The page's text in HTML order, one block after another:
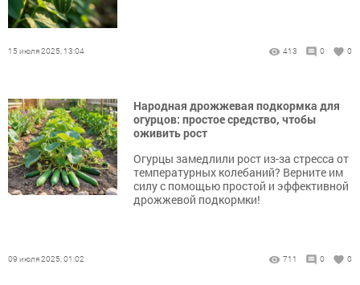
15 июля 2025, 13:04 413 0 0
Народная дрожжевая подкормка для
огурцов: простое средство, чтобы
оживить рост
Огурцы замедлили рост из-за стресса от
температурных колебаний? Верните им
силу с помощью простой и эффективной
дрожжевой подкормки!
09 июля 2025, 01:02 711 0 0